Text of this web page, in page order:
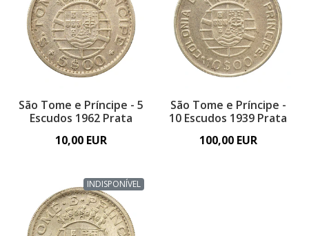
São Tome e Príncipe - 5
Escudos 1962 Prata
10,00 EUR
São Tome e Príncipe -
10 Escudos 1939 Prata
100,00 EUR
INDISPONÍVEL